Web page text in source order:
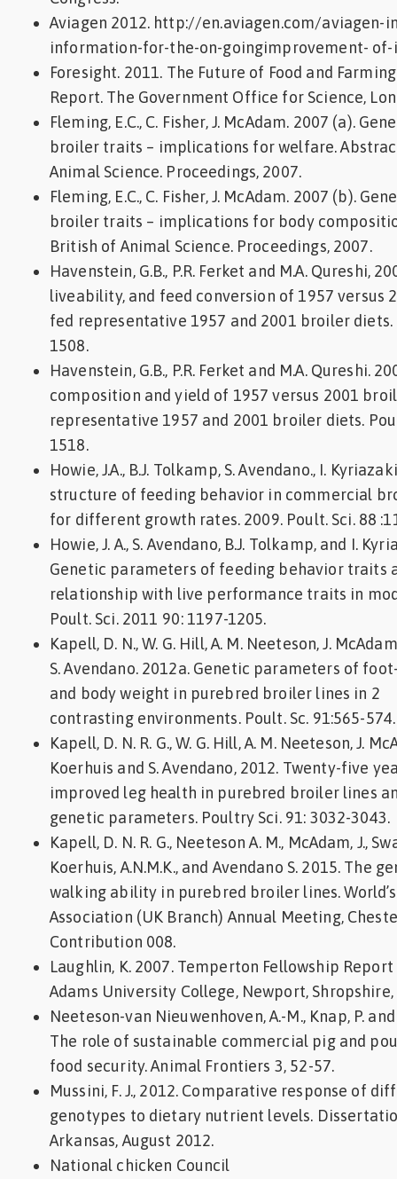
Aviagen 2012. http://en.aviagen.com/aviagen-
information-for-the-on-goingimprovement-
Foresight. 2011. The Future of Food and
Report. The Government Office for Science,
Fleming, E.C., C. Fisher, J. McAdam. 2007 (a).
broiler traits – implications for welfare.
Animal Science. Proceedings, 2007.
Fleming, E.C., C. Fisher, J. McAdam. 2007 (b).
broiler traits – implications for body
British of Animal Science. Proceedings, 2007.
Havenstein, G.B., P.R. Ferket and M.A. Qureshi,
liveability, and feed conversion of 1957 versus
fed representative 1957 and 2001 broiler diets.
1508.
Havenstein, G.B., P.R. Ferket and M.A. Qureshi.
composition and yield of 1957 versus 2001
representative 1957 and 2001 broiler diets.
1518.
Howie, J.A., B.J. Tolkamp, S. Avendano., I.
structure of feeding behavior in commercial
for different growth rates. 2009. Poult. Sci. 88
Howie, J. A., S. Avendano, B.J. Tolkamp, and I.
Genetic parameters of feeding behavior traits
relationship with live performance traits in
Poult. Sci. 2011 90: 1197-1205.
Kapell, D. N., W. G. Hill, A. M. Neeteson, J.
S. Avendano. 2012a. Genetic parameters of
and body weight in purebred broiler lines in 2
contrasting environments. Poult. Sc. 91:565-574.
Kapell, D. N. R. G., W. G. Hill, A. M. Neeteson, J.
Koerhuis and S. Avendano, 2012. Twenty-five
improved leg health in purebred broiler lines
genetic parameters. Poultry Sci. 91: 3032-3043.
Kapell, D. N. R. G., Neeteson A. M., McAdam, J.,
Koerhuis, A.N.M.K., and Avendano S. 2015. The
walking ability in purebred broiler lines.
Association (UK Branch) Annual Meeting,
Contribution 008.
Laughlin, K. 2007. Temperton Fellowship
Adams University College, Newport,
Neeteson-van Nieuwenhoven, A.-M., Knap, P.
The role of sustainable commercial pig and
food security. Animal Frontiers 3, 52-57.
Mussini, F. J., 2012. Comparative response of
genotypes to dietary nutrient levels.
Arkansas, August 2012.
National chicken Council